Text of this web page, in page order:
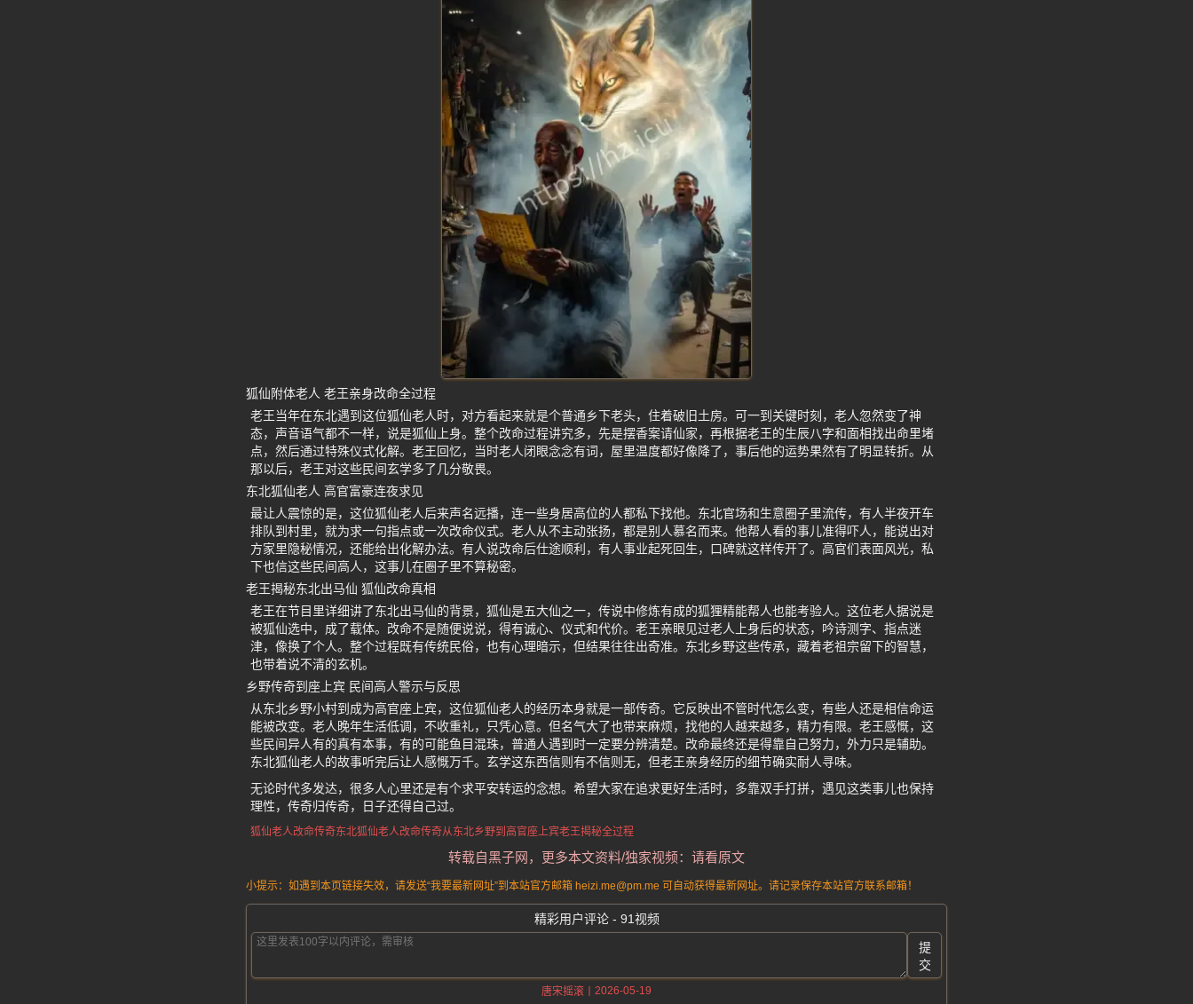
狐仙附体老人 老王亲身改命全过程
老王当年在东北遇到这位狐仙老人时，对方看起来就是个普通乡下老头，住着破旧土房。可一到关键时刻，老人忽然变了神
态，声音语气都不一样，说是狐仙上身。整个改命过程讲究多，先是摆香案请仙家，再根据老王的生辰八字和面相找出命里堵
点，然后通过特殊仪式化解。老王回忆，当时老人闭眼念念有词，屋里温度都好像降了，事后他的运势果然有了明显转折。从
那以后，老王对这些民间玄学多了几分敬畏。
东北狐仙老人 高官富豪连夜求见
最让人震惊的是，这位狐仙老人后来声名远播，连一些身居高位的人都私下找他。东北官场和生意圈子里流传，有人半夜开车
排队到村里，就为求一句指点或一次改命仪式。老人从不主动张扬，都是别人慕名而来。他帮人看的事儿准得吓人，能说出对
方家里隐秘情况，还能给出化解办法。有人说改命后仕途顺利，有人事业起死回生，口碑就这样传开了。高官们表面风光，私
下也信这些民间高人，这事儿在圈子里不算秘密。
老王揭秘东北出马仙 狐仙改命真相
老王在节目里详细讲了东北出马仙的背景，狐仙是五大仙之一，传说中修炼有成的狐狸精能帮人也能考验人。这位老人据说是
被狐仙选中，成了载体。改命不是随便说说，得有诚心、仪式和代价。老王亲眼见过老人上身后的状态，吟诗测字、指点迷
津，像换了个人。整个过程既有传统民俗，也有心理暗示，但结果往往出奇准。东北乡野这些传承，藏着老祖宗留下的智慧，
也带着说不清的玄机。
乡野传奇到座上宾 民间高人警示与反思
从东北乡野小村到成为高官座上宾，这位狐仙老人的经历本身就是一部传奇。它反映出不管时代怎么变，有些人还是相信命运
能被改变。老人晚年生活低调，不收重礼，只凭心意。但名气大了也带来麻烦，找他的人越来越多，精力有限。老王感慨，这
些民间异人有的真有本事，有的可能鱼目混珠，普通人遇到时一定要分辨清楚。改命最终还是得靠自己努力，外力只是辅助。
东北狐仙老人的故事听完后让人感慨万千。玄学这东西信则有不信则无，但老王亲身经历的细节确实耐人寻味。
无论时代多发达，很多人心里还是有个求平安转运的念想。希望大家在追求更好生活时，多靠双手打拼，遇见这类事儿也保持
理性，传奇归传奇，日子还得自己过。
狐仙老人改命传奇东北狐仙老人改命传奇从东北乡野到高官座上宾老王揭秘全过程
转载自黑子网，更多本文资料/独家视频：请看原文
小提示：如遇到本页链接失效，请发送“我要最新网址”到本站官方邮箱 heizi.me@pm.me 可自动获得最新网址。请记录保存本站官方联系邮箱！
精彩用户评论 - 91视频
提
交
唐宋摇滚
2026-05-19